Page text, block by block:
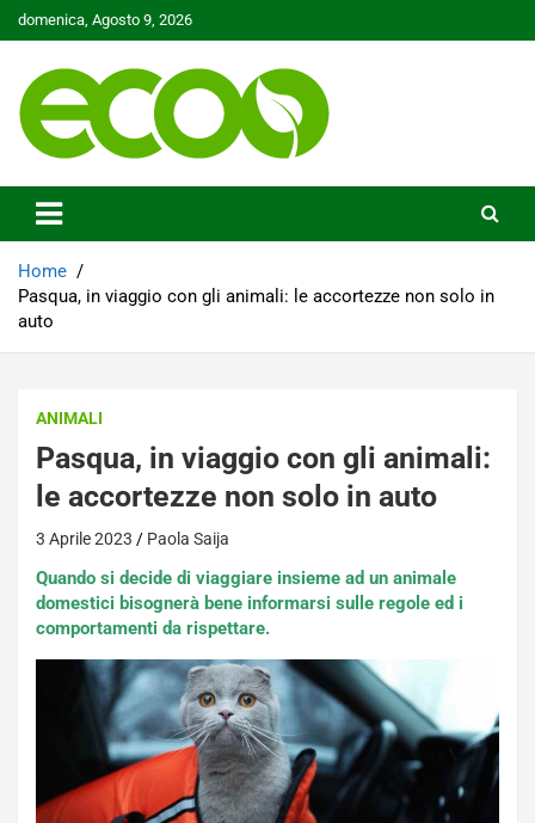
Skip
to
domenica, Agosto 9, 2026
Ecoo.it
Home
Pasqua, in viaggio con gli animali: le accortezze non solo in
auto
ANIMALI
Pasqua, in viaggio con gli animali:
le accortezze non solo in auto
3 Aprile 2023 Paola Saija
Quando si decide di viaggiare insieme ad un animale
domestici bisognerà bene informarsi sulle regole ed i
comportamenti da rispettare.